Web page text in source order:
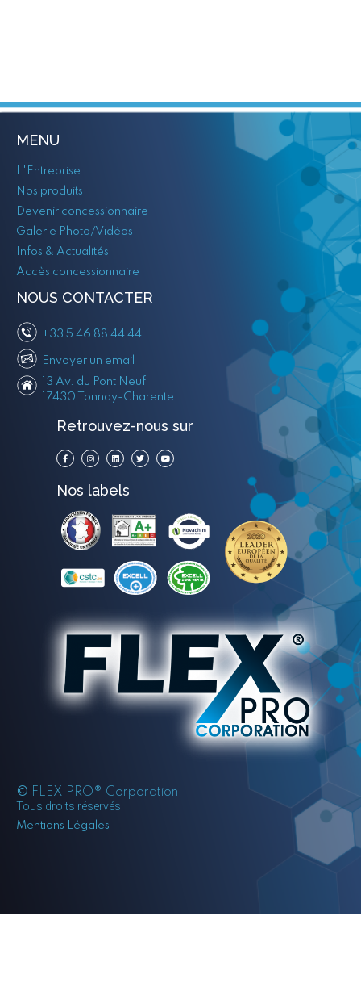
MENU
L'Entreprise
Nos produits
Devenir concessionnaire
Galerie Photo/Vidéos
Infos & Actualités
Accès concessionnaire
NOUS CONTACTER
+33 5 46 88 44 44
Envoyer un email
13 Av. du Pont Neuf
17430 Tonnay-Charente
Retrouvez-nous sur
Nos labels
© FLEX PRO® Corporation
Tous droits réservés
Mentions Légales